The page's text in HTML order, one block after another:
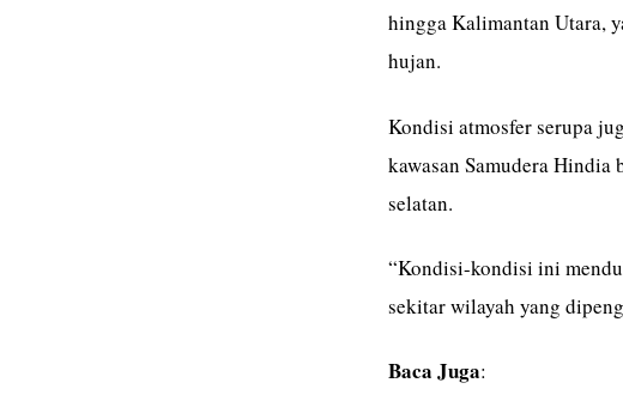
hingga Kalimantan Utara,
hujan.
Kondisi atmosfer serupa
kawasan Samudera Hindia
selatan.
“Kondisi-kondisi ini
sekitar wilayah yang
Baca Juga: